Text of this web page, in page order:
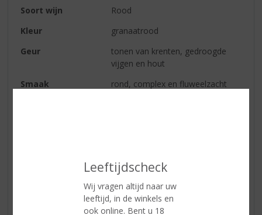
Leeftijdscheck
Wij vragen altijd naar uw
leeftijd, in de winkels en
ook online. Bent u 18
Soort wijn
Rood
Kleur
granaatrood
Geur
tonen van krenten, gedroogde
vijgen en hout
Smaak
rond, complex en fluweelzacht
Reviews